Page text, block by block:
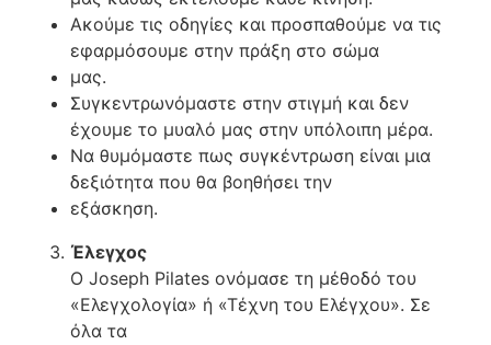
Ακούμε τις οδηγίες και προσπαθούμε να τις
εφαρμόσουμε στην πράξη στο σώμα
μας.
Συγκεντρωνόμαστε στην στιγμή και δεν
έχουμε το μυαλό μας στην υπόλοιπη μέρα.
Να θυμόμαστε πως συγκέντρωση είναι μια
δεξιότητα που θα βοηθήσει την
εξάσκηση.
Έλεγχος
Ο Joseph Pilates ονόμασε τη μέθοδό του
«Ελεγχολογία» ή «Τέχνη του Ελέγχου». Σε
όλα τα